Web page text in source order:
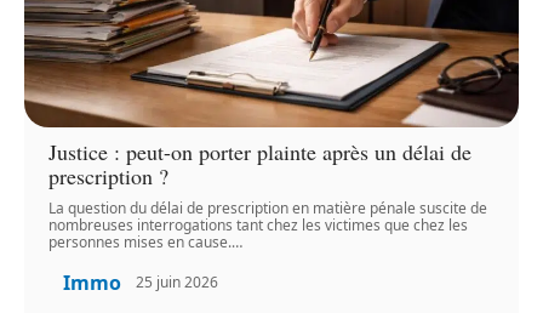
Justice : peut-on porter plainte après un délai de
prescription ?
La question du délai de prescription en matière pénale suscite de
nombreuses interrogations tant chez les victimes que chez les
personnes mises en cause.…
Immo 25 juin 2026